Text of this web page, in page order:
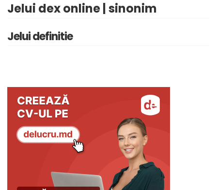
Jelui dex online | sinonim
Jelui definitie